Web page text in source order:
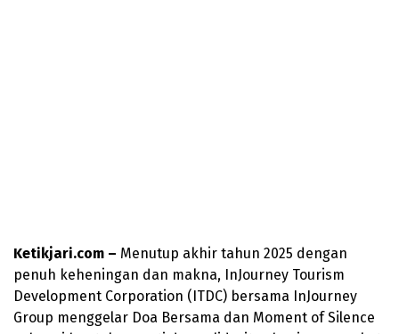
Ketikjari.com – Menutup akhir tahun 2025 dengan
penuh keheningan dan makna, InJourney Tourism
Development Corporation (ITDC) bersama InJourney
Group menggelar Doa Bersama dan Moment of Silence